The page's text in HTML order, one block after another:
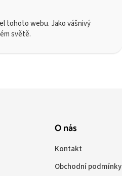
tohoto webu. Jako vášnivý
světě.
O nás
Kontakt
Obchodní podmínky